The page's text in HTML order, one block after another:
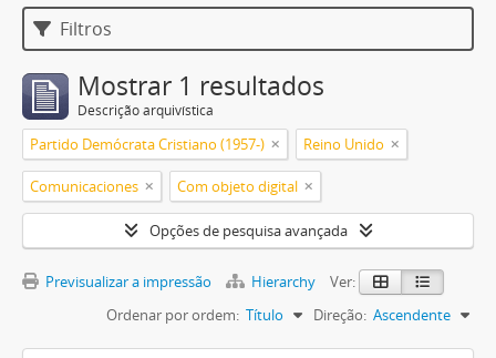
Filtros
Mostrar 1 resultados
Descrição arquivística
Partido Demócrata Cristiano (1957-) Reino Unido
Comunicaciones Com objeto digital
Opções de pesquisa avançada
Previsualizar a impressão Hierarchy
Ver:
Ordenar por ordem: Título Direção: Ascendente